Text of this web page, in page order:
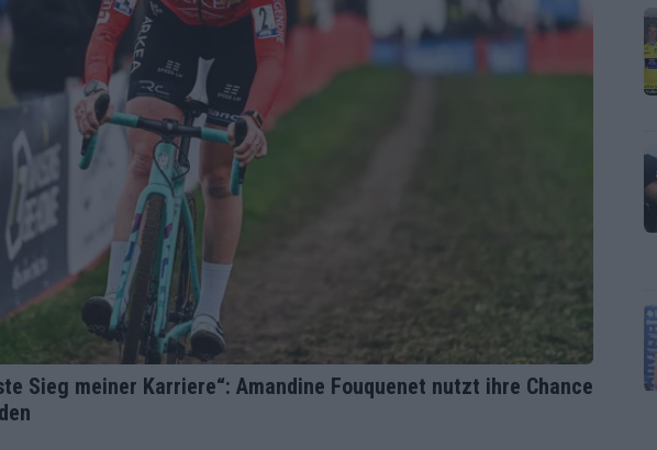
Sieg meiner Karriere“: Amandine Fouquenet nutzt ihre Chance